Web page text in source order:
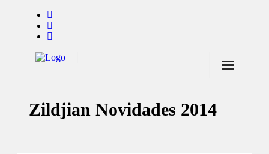
Notícias
Zildjian Novidades 2014